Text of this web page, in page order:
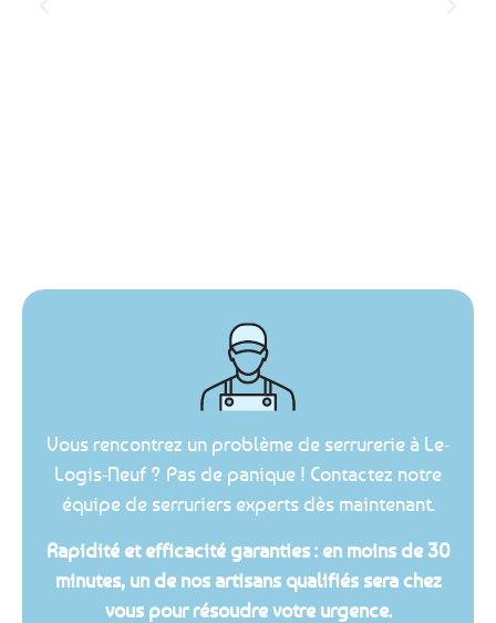
Vous rencontrez un problème de serrurerie à Le-
Logis-Neuf ? Pas de panique ! Contactez notre
équipe de serruriers experts dès maintenant.
Rapidité et efficacité garanties : en moins de 30
minutes, un de nos artisans qualifiés sera chez
vous pour résoudre votre urgence.